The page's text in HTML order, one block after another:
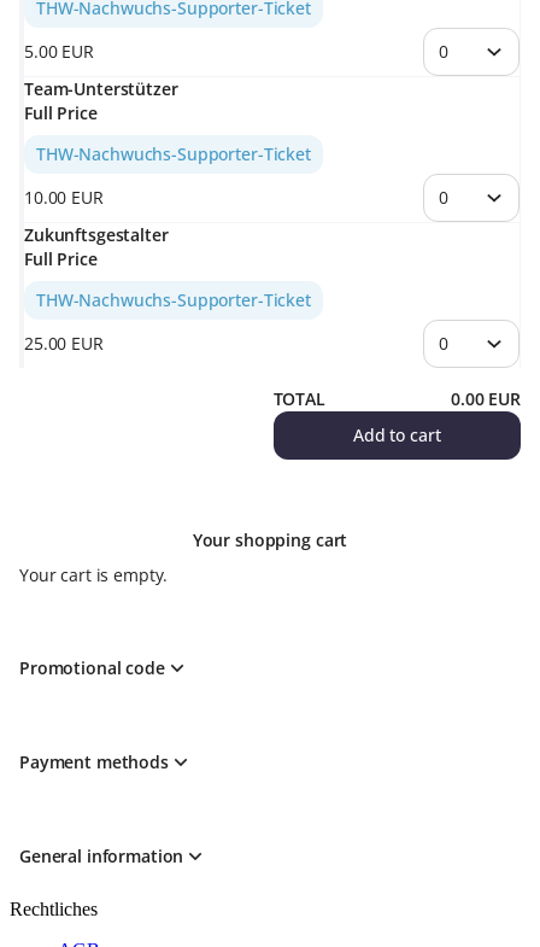
Eintrittskarte zu einem Spiel. Der Erlös fließt in die
Weiterentwicklung der Jugendstrukturen des THW Kiel,
insbesondere in Trainings‑ und Betreuerarbeit sowie in
die Schaffung geeigneter Rahmenbedingungen für den
Nachwuchs.
Die Unterstützung trägt dazu bei, bestehende
Angebote im Jugendbereich langfristig zu sichern und
weiterzuentwickeln.
Vielen Dank für die Unterstützung der Jugendarbeit des
THW Kiel.
Hinweis:
nicht zum Eintritt in die MERKUR Ostseehalle.
THW-Nachwuchs-Supporter-Ticket
5.00 EUR
Team-Unterstützer
Full Price
THW-Nachwuchs-Supporter-Ticket
10.00 EUR
Zukunftsgestalter
Full Price
THW-Nachwuchs-Supporter-Ticket
25.00 EUR
TOTAL 0.00 EUR
Add to cart
Your shopping cart
Your cart is empty.
Promotional code
Payment methods
General information